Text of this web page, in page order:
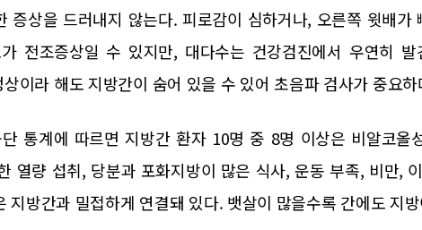
증상을 드러내지 않는다. 피로감이 심하거나, 오른쪽 윗배가
전조증상일 수 있지만, 대다수는 건강검진에서 우연히
상이라 해도 지방간이 숨어 있을 수 있어 초음파 검사가 중요하
통계에 따르면 지방간 환자 10명 중 8명 이상은 비알코올
열량 섭취, 당분과 포화지방이 많은 식사, 운동 부족, 비만,
지방간과 밀접하게 연결돼 있다. 뱃살이 많을수록 간에도 지